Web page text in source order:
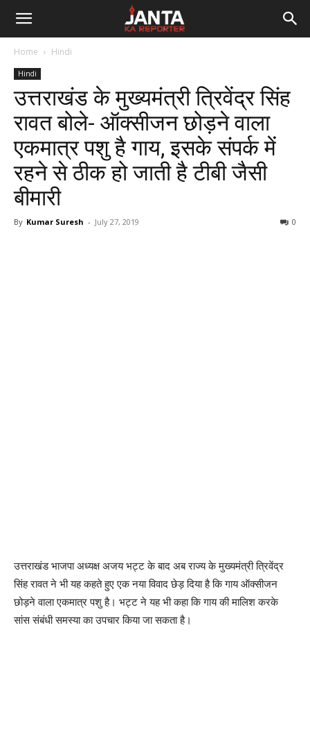
Janta
Reporter
Home Hindi
Hindi
उत्तराखंड के मुख्यमंत्री त्रिवेंद्र सिंह
रावत बोले- ऑक्सीजन छोड़ने वाला
एकमात्र पशु है गाय, इसके संपर्क में
रहने से ठीक हो जाती है टीबी जैसी
बीमारी
By Kumar Suresh - July 27, 2019 0
उत्तराखंड भाजपा अध्यक्ष अजय भट्ट के बाद अब राज्य के मुख्यमंत्री त्रिवेंद्र
सिंह रावत ने भी यह कहते हुए एक नया विवाद छेड़ दिया है कि गाय ऑक्सीजन
छोड़ने वाला एकमात्र पशु है। भट्ट ने यह भी कहा कि गाय की मालिश करके
सांस संबंधी समस्या का उपचार किया जा सकता है।